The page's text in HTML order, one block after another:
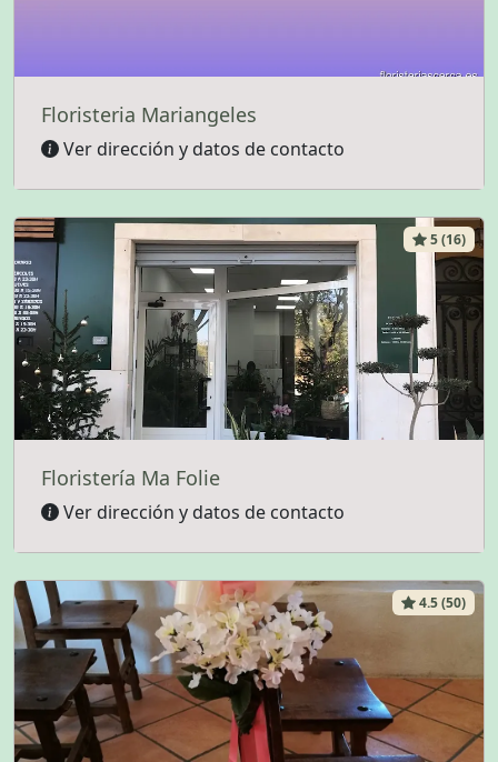
Floristeria Mariangeles
Ver dirección y datos de contacto
5 (16)
Floristería Ma Folie
Ver dirección y datos de contacto
4.5 (50)